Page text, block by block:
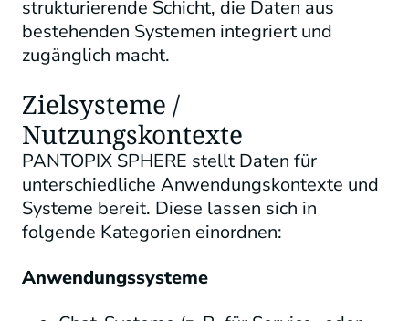
strukturierende Schicht, die Daten aus
bestehenden Systemen integriert und
zugänglich macht.
Zielsysteme /
Nutzungskontexte
PANTOPIX SPHERE stellt Daten für
unterschiedliche Anwendungskontexte und
Systeme bereit. Diese lassen sich in
folgende Kategorien einordnen:
Anwendungssysteme